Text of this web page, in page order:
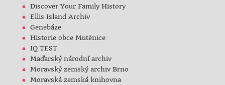
Discover Your Family History
Ellis Island Archiv
Genebáze
Historie obce Mutěnice
IQ TEST
Maďarský národní archiv
Moravský zemský archiv Brno
Moravská zemská knihovna